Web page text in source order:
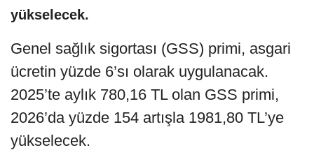
yükselecek.
Genel sağlık sigortası (GSS) primi, asgari
ücretin yüzde 6’sı olarak uygulanacak.
2025’te aylık 780,16 TL olan GSS primi,
2026’da yüzde 154 artışla 1981,80 TL’ye
yükselecek.